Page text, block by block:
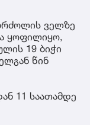
ველზე
ყოფილიყო,
19 ბიჭი
წინ
11 საათამდე